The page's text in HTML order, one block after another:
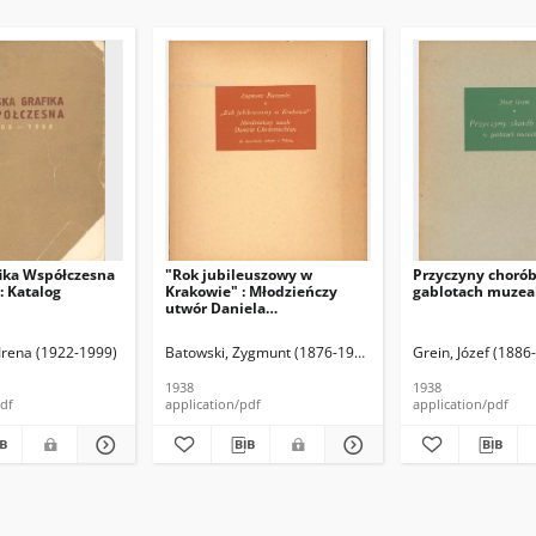
Lorentz, Stanisław
Współczesna
Katalog
(1922-1999)
"Rok jubileuszowy w
Krakowie" : Młodzieńczy
utwór Daniela
Batowski, Zygmunt (1876-1944)
1938
application/pdf
Przyczyny
gablotach
Grein, Józef
1938
application/pdf